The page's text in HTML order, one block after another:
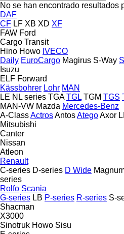
No se han encontrado resultados
DAF
CF LF XB XD XF
FAW Ford
Cargo Transit
Hino Howo IVECO
Daily EuroCargo Magirus S-Way
Isuzu
ELF Forward
Kässbohrer Lohr MAN
LE NL series TGA TGL TGM TGS
MAN-VW Mazda Mercedes-Benz
A-ClassActrosAntosAtegoAxor
Mitsubishi
Canter
Nissan
Atleon
Renault
C-series D-series D Wide
series
Rolfo Scania
G-series LB P-series R-series S-
Shacman
X3000
Sinotruk Howo Sisu